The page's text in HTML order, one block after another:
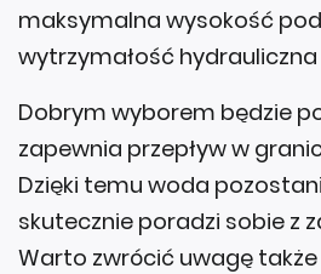
maksymalna wysokość
wytrzymałość
Dobrym wyborem będzie
zapewnia przepływ w
Dzięki temu woda
skutecznie poradzi sobie z
Warto zwrócić uwagę